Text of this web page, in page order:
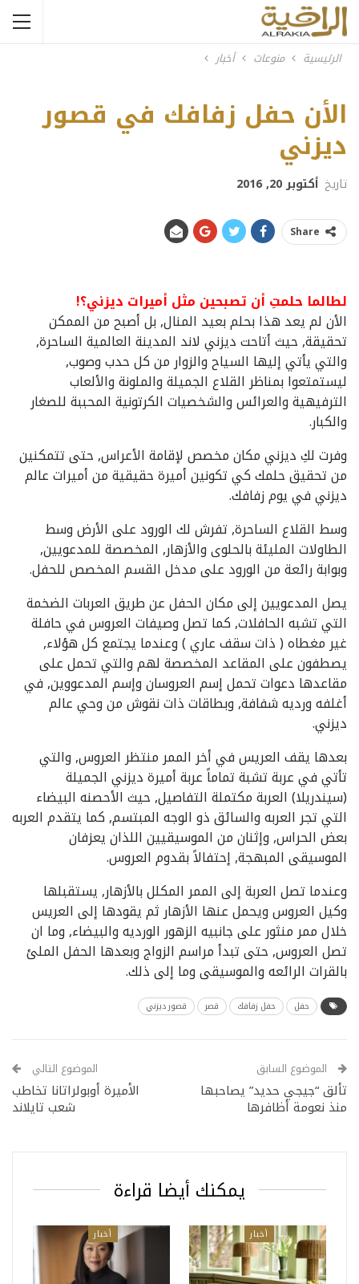
الرئيسية منوعات أخبار
الأن حفل زفافك في قصور
ديزني
تاريخ أكتوبر 20, 2016
Share
لطالما حلمتِ أن تصبحين مثل أميرات ديزني؟!
الأن لم يعد هذا بحلم بعيد المنال, بل أصبح من الممكن
تحقيقة, حيث أتاحت ديزني لاند المدينة العالمية الساحرة,
والتي يأتي إليها السياح والزوار من كل حدب وصوب,
ليستمتعوا بمناظر القلاع الجميلة والملونة والألعاب
الترفيهية والعرائس والشخصيات الكرتونية المحببة للصغار
والكبار.
وفرت لكِ ديزني مكان مخصص لإقامة الأعراس, حتى تتمكنين
من تحقيق حلمك كي تكونين أميرة حقيقية من أميرات عالم
ديزني في يوم زفافك.
وسط القلاع الساحرة, تفرش لك الورود على الأرض وسط
الطاولات المليئة بالحلوى والأزهار, المخصصة للمدعويين,
وبوابة رائعة من الورود على مدخل القسم المخصص للحفل.
يصل المدعويين إلى مكان الحفل عن طريق العربات الضخمة
التي تشبه الحافلات, كما تصل وصيفات العروس في حافلة
غير مغطاه ( ذات سقف عاري ) وعندما يجتمع كل هؤلاء,
يصطفون على المقاعد المخصصة لهم والتي تحمل على
مقاعدها دعوات تحمل إسم العروسان وإسم المدعووين, في
أغلفه ورديه شفافة, وبطاقات ذات نقوش من وحي عالم
ديزني.
بعدها يقف العريس في أخر الممر منتظر العروس, والتي
تأتي في عربة تشبة تماماً عربة أميرة ديزني الجميلة
(سيندريلا) العربة مكتملة التفاصيل, حيث الأحصنه البيضاء
التي تجر العربه والسائق ذو الوجه المبتسم, كما يتقدم العربه
بعض الحراس, وإثنان من الموسيقيين اللذان يعزفان
الموسيقى المبهجة, إحتفالاً بقدوم العروس.
وعندما تصل العربة إلى الممر المكلل بالأزهار, يستقبلها
وكيل العروس ويحمل عنها الأزهار ثم يقودها إلى العريس
خلال ممر منثور على جانبيه الزهور الورديه والبيضاء, وما ان
تصل العروس, حتى تبدأ مراسم الزواج وبعدها الحفل الملئ
بالقرات الرائعه والموسيقى وما إلى ذلك.
حفل حفل زفافك قصر قصور ديزني
الموضوع السابق
تألق “جيجي حديد” يصاحبها
منذ نعومة أظافرها
الموضوع التالي
الأميرة أوبولراتانا تخاطب
شعب تايلاند
يمكنك أيضا قراءة
أخبار أخبار